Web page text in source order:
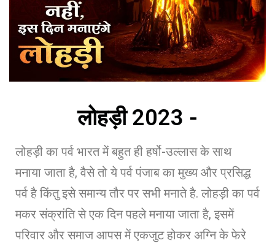
लोहड़ी 2023 -
लोहड़ी का पर्व भारत में बहुत ही हर्षो-उल्लास के साथ
मनाया जाता है, वैसे तो ये पर्व पंजाब का मुख्य और प्रसिद्ध
पर्व है किंतु इसे समान्य तौर पर सभी मनाते है. लोहड़ी का पर्व
मकर संक्रांति से एक दिन पहले मनाया जाता है, इसमें
परिवार और समाज आपस में एकजुट होकर अग्नि के फेरे